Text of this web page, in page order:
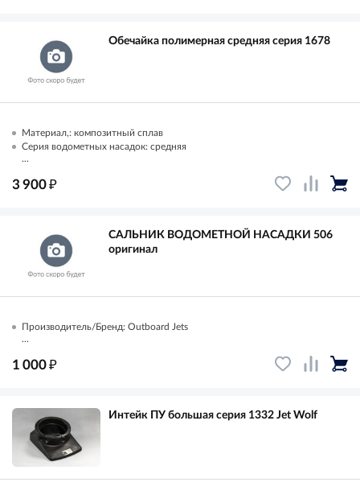
Обечайка полимерная средняя серия 1678
Материал,: композитный сплав
Серия водометных насадок: средняя
...
3 900₽
САЛЬНИК ВОДОМЕТНОЙ НАСАДКИ 506
оригинал
Производитель/Бренд: Outboard Jets
...
1 000₽
Интейк ПУ большая серия 1332 Jet Wolf